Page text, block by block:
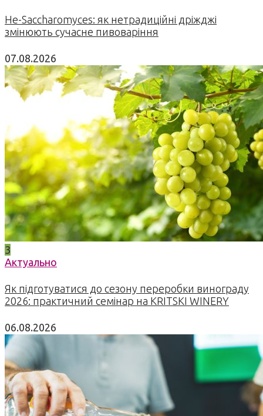
Не-Saccharomyces: як нетрадиційні дріжджі
змінюють сучасне пивоваріння
07.08.2026
3
Актуально
Як підготуватися до сезону переробки винограду
2026: практичний семінар на KRITSKI WINERY
06.08.2026